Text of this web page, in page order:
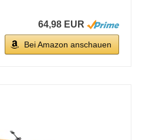
64,98 EUR
Bei Amazon anschauen